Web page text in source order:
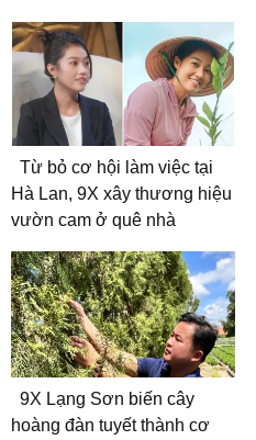
Từ bỏ cơ hội làm việc tại
Hà Lan, 9X xây thương hiệu
vườn cam ở quê nhà
9X Lạng Sơn biến cây
hoàng đàn tuyết thành cơ